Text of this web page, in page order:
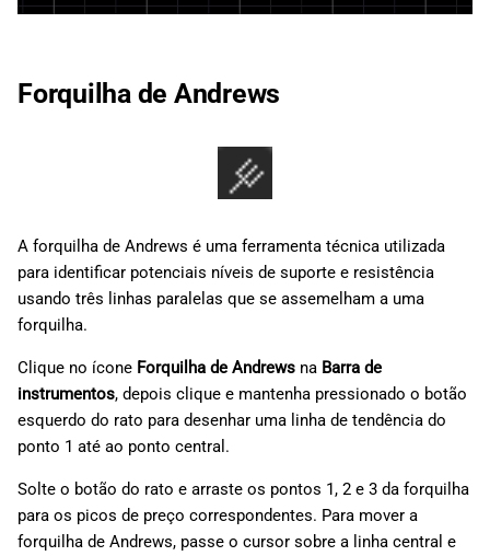
Forquilha de Andrews
A forquilha de Andrews é uma ferramenta técnica utilizada
para identificar potenciais níveis de suporte e resistência
usando três linhas paralelas que se assemelham a uma
forquilha.
Clique no ícone Forquilha de Andrews na Barra de
instrumentos, depois clique e mantenha pressionado o botão
esquerdo do rato para desenhar uma linha de tendência do
ponto 1 até ao ponto central.
Solte o botão do rato e arraste os pontos 1, 2 e 3 da forquilha
para os picos de preço correspondentes. Para mover a
forquilha de Andrews, passe o cursor sobre a linha central e